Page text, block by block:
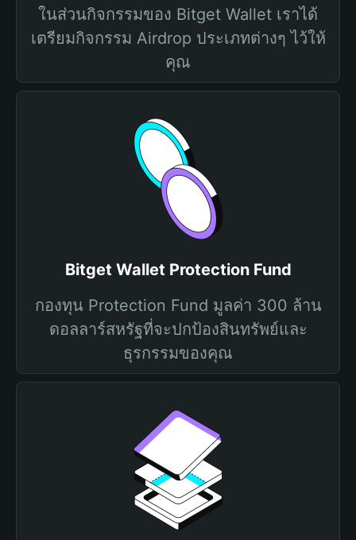
ในส่วนกิจกรรมของ Bitget Wallet เราได้
เตรียมกิจกรรม Airdrop ประเภทต่างๆ ไว้ให้
คุณ
Bitget Wallet Protection Fund
กองทุน Protection Fund มูลค่า 300 ล้าน
ดอลลาร์สหรัฐที่จะปกป้องสินทรัพย์และ
ธุรกรรมของคุณ